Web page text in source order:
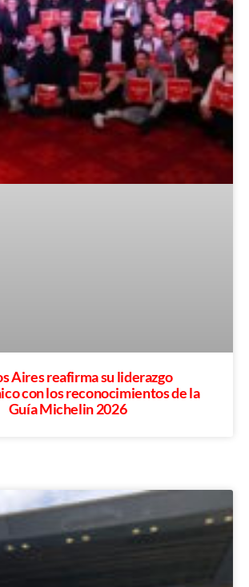
Aires reafirma su liderazgo
con los reconocimientos de la
Guía Michelin 2026